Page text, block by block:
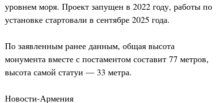
уровнем моря. Проект запущен в 2022 году, работы по
установке стартовали в сентябре 2025 года.
По заявленным ранее данным, общая высота
монумента вместе с постаментом составит 77 метров,
высота самой статуи — 33 метра.
Новости-Армения